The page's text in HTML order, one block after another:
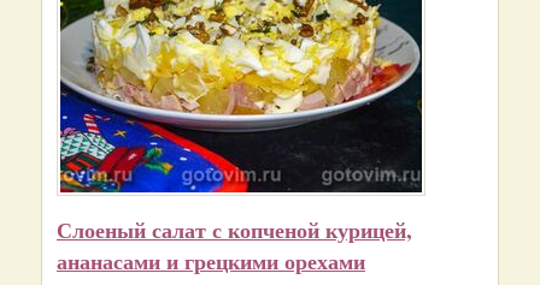
Слоеный салат с копченой курицей,
ананасами и грецкими орехами